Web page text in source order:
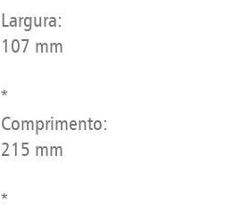
Largura:
107 mm
*
Comprimento:
215 mm
*